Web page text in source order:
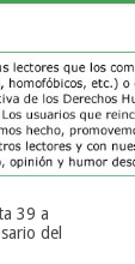
39 a
del